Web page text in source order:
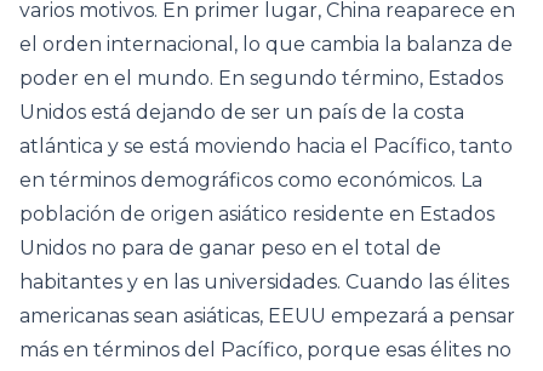
varios motivos. En primer lugar, China reaparece en
el orden internacional, lo que cambia la balanza de
poder en el mundo. En segundo término, Estados
Unidos está dejando de ser un país de la costa
atlántica y se está moviendo hacia el Pacífico, tanto
en términos demográficos como económicos. La
población de origen asiático residente en Estados
Unidos no para de ganar peso en el total de
habitantes y en las universidades. Cuando las élites
americanas sean asiáticas, EEUU empezará a pensar
más en términos del Pacífico, porque esas élites no